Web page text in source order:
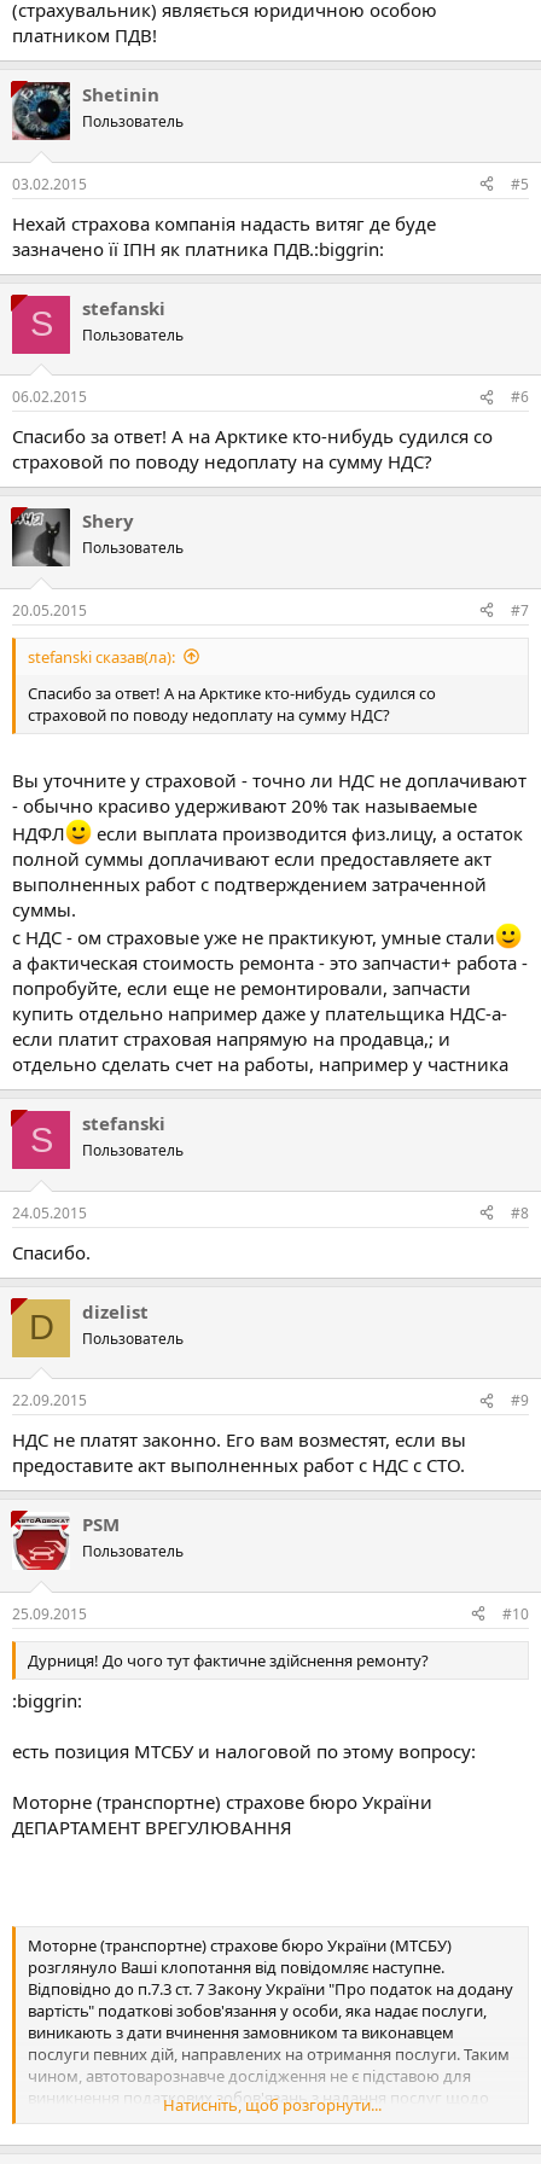
(страхувальник) являється юридичною особою
платником ПДВ!
Shetinin
Пользователь
03.02.2015 #5
Нехай страхова компанія надасть витяг де буде
зазначено її ІПН як платника ПДВ.:biggrin:
S stefanski
Пользователь
06.02.2015 #6
Спасибо за ответ! А на Арктике кто-нибудь судился со
страховой по поводу недоплату на сумму НДС?
Shery
Пользователь
20.05.2015 #7
stefanski сказав(ла):
Спасибо за ответ! А на Арктике кто-нибудь судился со
страховой по поводу недоплату на сумму НДС?
Вы уточните у страховой - точно ли НДС не доплачивают
- обычно красиво удерживают 20% так называемые
НДФЛ
если выплата производится физ.лицу, а остаток
полной суммы доплачивают если предоставляете акт
выполненных работ с подтверждением затраченной
суммы.
с НДС - ом страховые уже не практикуют, умные стали
а фактическая стоимость ремонта - это запчасти+ работа -
попробуйте, если еще не ремонтировали, запчасти
купить отдельно например даже у плательщика НДС-а-
если платит страховая напрямую на продавца,; и
отдельно сделать счет на работы, например у частника
S stefanski
Пользователь
24.05.2015 #8
Спасибо.
D dizelist
Пользователь
22.09.2015 #9
НДС не платят законно. Его вам возместят, если вы
предоставите акт выполненных работ с НДС с СТО.
PSM
Пользователь
25.09.2015 #10
Дурниця! До чого тут фактичне здійснення ремонту?
:biggrin:
есть позиция МТСБУ и налоговой по этому вопросу:
Моторне (транспортне) страхове бюро України
ДЕПАРТАМЕНТ ВРЕГУЛЮВАННЯ
Моторне (транспортне) страхове бюро України (МТСБУ)
розглянуло Ваші клопотання від повідомляє наступне.
Відповідно до п.7.3 ст. 7 Закону України "Про податок на додану
вартість" податкові зобов'язання у особи, яка надає послуги,
виникають з дати вчинення замовником та виконавцем
послуги певних дій, направлених на отримання послуги. Таким
чином, автотоварознавче дослідження не є підставою для
виникнення податкових зобов'язань з надання послуг щодо
проведення відновлювального ремонту пошкодженого
транспортного засобу. Зазначенні зобов'язання можуть
Натисніть, щоб розгорнути...